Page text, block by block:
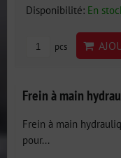
Disponibilité: En
pcs
Frein à main
Frein à main
pour...